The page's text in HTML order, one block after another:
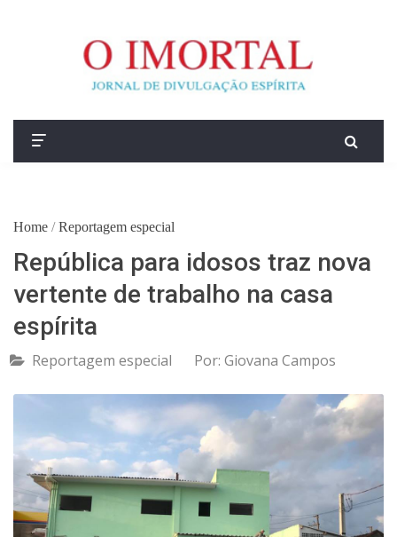
Home / Reportagem especial
República para idosos traz nova
vertente de trabalho na casa
espírita
Reportagem especial Por: Giovana Campos